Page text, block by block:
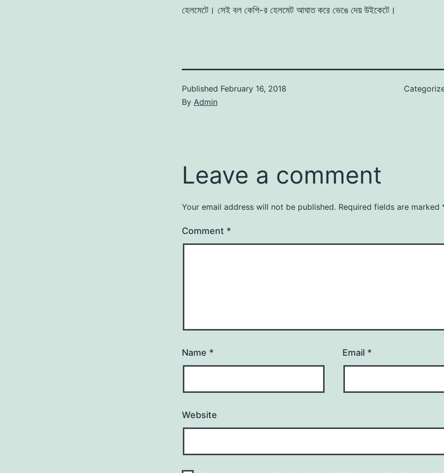
হেলমেটে। সেই বল কেপি-র হেলমেট আঘাত করে ভেঙে দেয় উইকেটে।
Published February 16, 2018
By Admin
Leave a comment
Your email address will not be published. Required fields are marked
Comment *
Name * Email *
Website